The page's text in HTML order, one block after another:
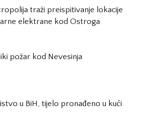
traži preispitivanje lokacije
elektrane kod Ostroga
požar kod Nevesinja
u BiH, tijelo pronađeno u kući